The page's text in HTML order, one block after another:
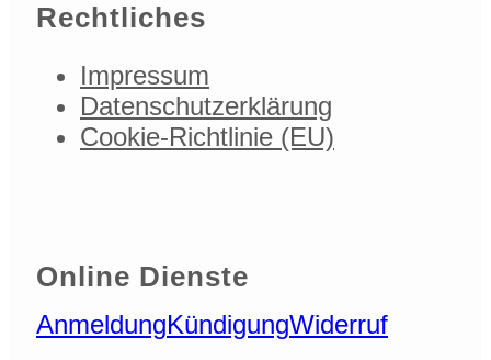
Rechtliches
Impressum
Datenschutzerklärung
Cookie-Richtlinie (EU)
Online Dienste
AnmeldungKündigungWiderruf